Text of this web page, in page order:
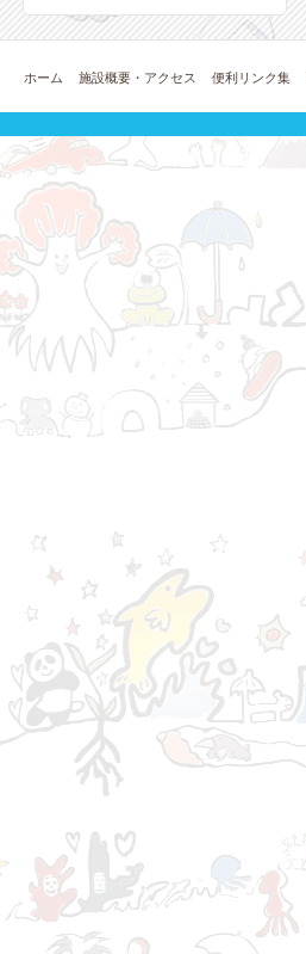
ホーム 施設概要・アクセス 便利リンク集